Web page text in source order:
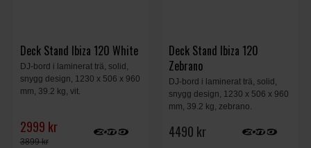
Deck Stand Ibiza 120 White
DJ-bord i laminerat trä, solid,
snygg design, 1230 x 506 x 960
mm, 39.2 kg, vit.
2999 kr
3899 kr
Deck Stand Ibiza 120
Zebrano
DJ-bord i laminerat trä, solid,
snygg design, 1230 x 506 x 960
mm, 39.2 kg, zebrano.
4490 kr